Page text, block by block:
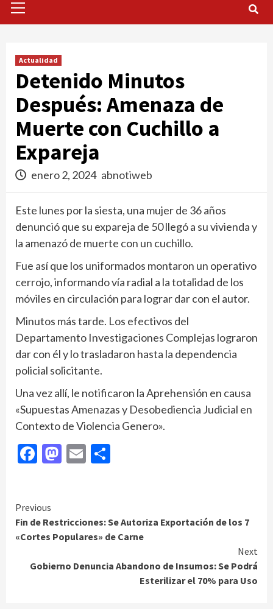
Menu
Actualidad
Detenido Minutos
Después: Amenaza de
Muerte con Cuchillo a
Expareja
enero 2, 2024 abnotiweb
Este lunes por la siesta, una mujer de 36 años
denunció que su expareja de 50 llegó a su vivienda y
la amenazó de muerte con un cuchillo.
Fue así que los uniformados montaron un operativo
cerrojo, informando vía radial a la totalidad de los
móviles en circulación para lograr dar con el autor.
Minutos más tarde. Los efectivos del
Departamento Investigaciones Complejas lograron
dar con él y lo trasladaron hasta la dependencia
policial solicitante.
Una vez allí, le notificaron la Aprehensión en causa
«Supuestas Amenazas y Desobediencia Judicial en
Contexto de Violencia Genero».
Facebook
Mastodon
Email
Continue
Reading
Previous
Fin de Restricciones: Se Autoriza Exportación de los 7
«Cortes Populares» de Carne
Next
Gobierno Denuncia Abandono de Insumos: Se Podrá
Esterilizar el 70% para Uso